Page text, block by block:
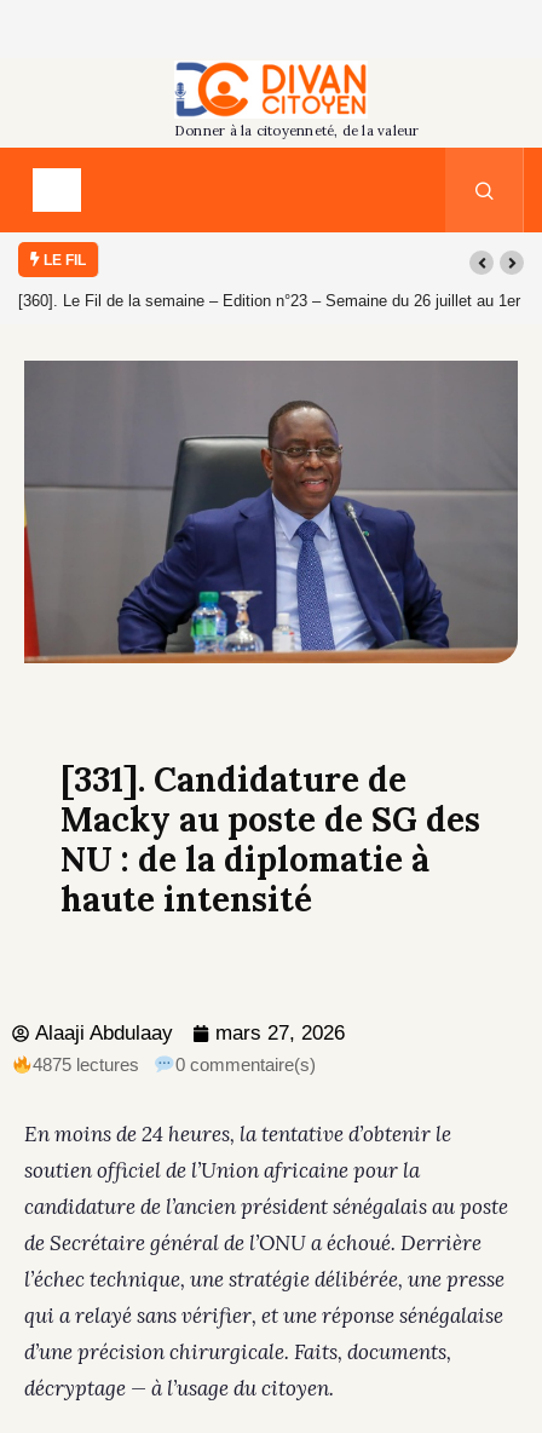
LE FIL
[360]. Le Fil de la semaine – Edition n°23 – Semaine du 26 juillet au 1er
[331]. Candidature de
Macky au poste de SG des
NU : de la diplomatie à
haute intensité
Alaaji Abdulaay mars 27, 2026
4875 lectures 0 commentaire(s)
En moins de 24 heures, la tentative d’obtenir le
soutien officiel de l’Union africaine pour la
candidature de l’ancien président sénégalais au poste
de Secrétaire général de l’ONU a échoué. Derrière
l’échec technique, une stratégie délibérée, une presse
qui a relayé sans vérifier, et une réponse sénégalaise
d’une précision chirurgicale. Faits, documents,
décryptage — à l’usage du citoyen.